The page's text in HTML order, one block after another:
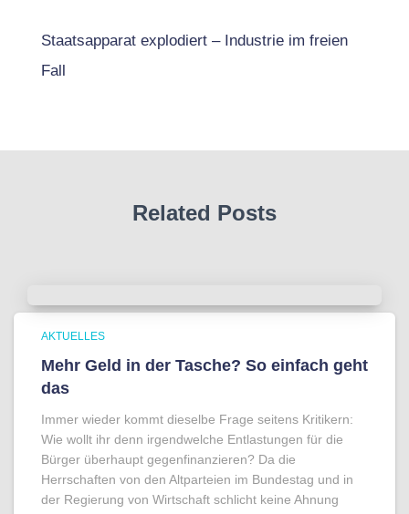
Staatsapparat explodiert – Industrie im freien
Fall
Related Posts
AKTUELLES
Mehr Geld in der Tasche? So einfach geht
das
Immer wieder kommt dieselbe Frage seitens Kritikern:
Wie wollt ihr denn irgendwelche Entlastungen für die
Bürger überhaupt gegenfinanzieren? Da die
Herrschaften von den Altparteien im Bundestag und in
der Regierung von Wirtschaft schlicht keine Ahnung